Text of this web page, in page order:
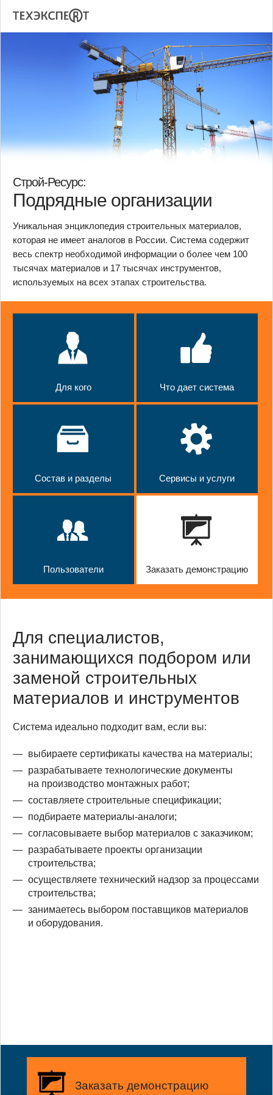
Строй-Ресурс:
Подрядные организации
Уникальная энциклопедия строительных материалов,
которая не имеет аналогов в России. Система содержит
весь спектр необходимой информации о более чем 100
тысячах материалов и 17 тысячах инструментов,
используемых на всех этапах строительства.
Для кого Что дает система
Состав и разделы Сервисы и услуги
Пользователи Заказать демонстрацию
Для специалистов,
занимающихся подбором или
заменой строительных
материалов и инструментов
Система идеально подходит вам, если вы:
выбираете сертификаты качества на материалы;
разрабатываете технологические документы
на производство монтажных работ;
составляете строительные спецификации;
подбираете материалы-аналоги;
согласовываете выбор материалов с заказчиком;
разрабатываете проекты организации
строительства;
осуществляете технический надзор за процессами
строительства;
занимаетесь выбором поставщиков материалов
и оборудования.
Заказать демонстрацию